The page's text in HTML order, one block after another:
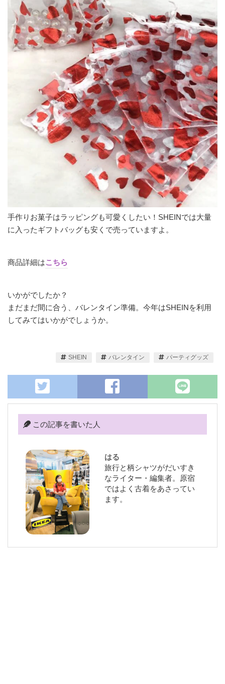
手作りお菓子はラッピングも可愛くしたい！SHEINでは大量
に入ったギフトバッグも安くで売っていますよ。
商品詳細はこちら
いかがでしたか？
まだまだ間に合う、バレンタイン準備。今年はSHEINを利用
してみてはいかがでしょうか。
SHEIN バレンタイン パーティグッズ
この記事を書いた人
はる
旅行と柄シャツがだいすき
なライター・編集者。原宿
ではよく古着をあさってい
ます。